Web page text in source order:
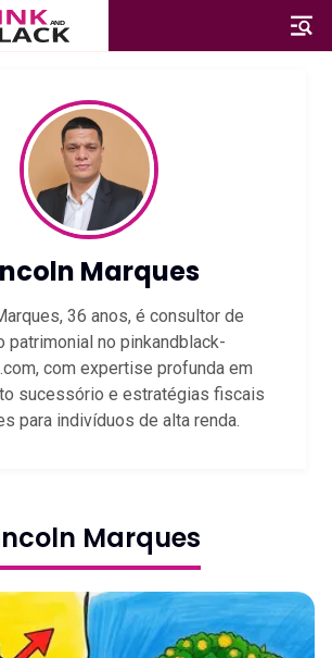
Marques
36 anos, é consultor de
patrimonial no pinkandblack-
com expertise profunda em
sucessório e estratégias fiscais
para indivíduos de alta renda.
Marques